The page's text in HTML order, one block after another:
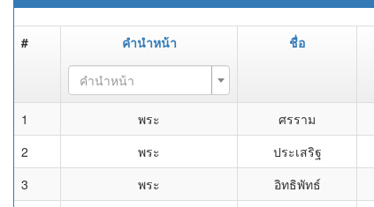
# คำนำหน้า ชื่อ
คำนำหน้า
1 พระ ศรราม
2
พระ ประเสริฐ
3
พระ อิทธิพัทธ์